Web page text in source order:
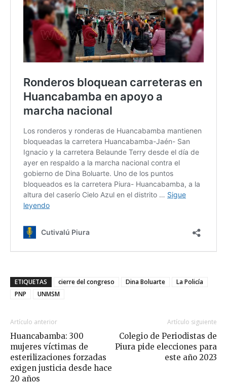
ETIQUETAS cierre del congreso Dina Boluarte
La Policía
PNP
UNMSM
Artículo anterior
Huancabamba: 300
mujeres víctimas de
esterilizaciones forzadas
exigen justicia desde hace
20 años
Artículo siguiente
Colegio de Periodistas de
Piura pide elecciones para
este año 2023